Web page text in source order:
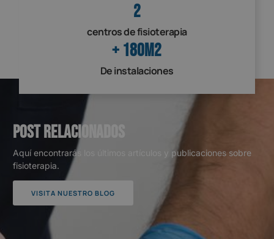
centros de fisioterapia
2
De instalaciones
+ 180m2
Post relacionados
Aquí encontrarás los últimos artículos y publicaciones sobre
fisioterapia.
VISITA NUESTRO BLOG